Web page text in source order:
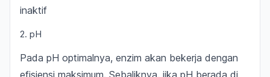
inaktif
2. pH
Pada pH optimalnya, enzim akan bekerja dengan
efisiensi maksimum. Sebaliknya, jika pH berada di